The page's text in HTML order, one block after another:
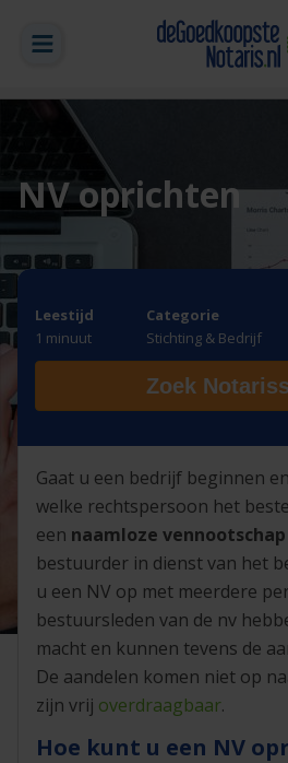
NV oprichten
Leestijd
1 minuut
Categorie
Stichting & Bedrijf
Zoek
Gaat u een bedrijf beginnen
welke rechtspersoon het
een naamloze vennootschap
bestuurder in dienst van het
u een NV op met meerdere
bestuursleden van de nv
macht en kunnen tevens de
De aandelen komen niet op
zijn vrij overdraagbaar.
Hoe kunt u een NV